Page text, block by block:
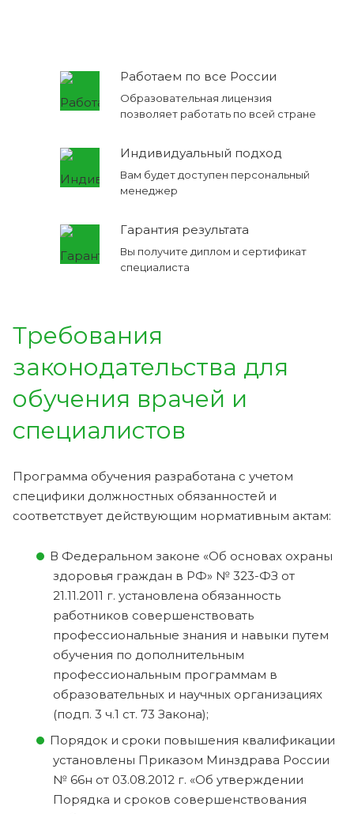
Работаем по все России
Образовательная лицензия
позволяет работать по всей стране
Индивидуальный подход
Вам будет доступен персональный
менеджер
Гарантия результата
Вы получите диплом и сертификат
специалиста
Требования
законодательства для
обучения врачей и
специалистов
Программа обучения разработана с учетом
специфики должностных обязанностей и
соответствует действующим нормативным актам:
В Федеральном законе «Об основах охраны
здоровья граждан в РФ» № 323-ФЗ от
21.11.2011 г. установлена обязанность
работников совершенствовать
профессиональные знания и навыки путем
обучения по дополнительным
профессиональным программам в
образовательных и научных организациях
(подп. 3 ч.1 ст. 73 Закона);
Порядок и сроки повышения квалификации
установлены Приказом Минздрава России
№ 66н от 03.08.2012 г. «Об утверждении
Порядка и сроков совершенствования